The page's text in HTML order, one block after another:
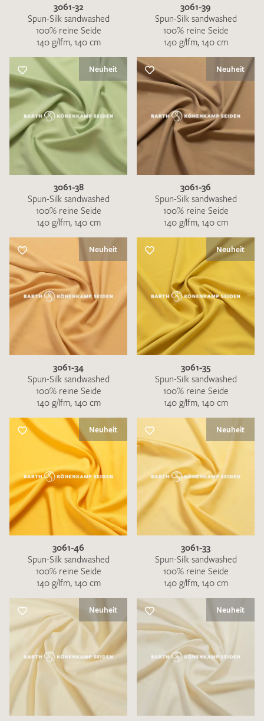
3061-32
Spun-Silk sandwashed
100% reine Seide
140 g/lfm, 140 cm
3061-39
Spun-Silk sandwashed
100% reine Seide
140 g/lfm, 140 cm
Neuheit
3061-38
Spun-Silk sandwashed
100% reine Seide
140 g/lfm, 140 cm
Neuheit
3061-36
Spun-Silk sandwashed
100% reine Seide
140 g/lfm, 140 cm
Neuheit
3061-34
Spun-Silk sandwashed
100% reine Seide
140 g/lfm, 140 cm
Neuheit
3061-35
Spun-Silk sandwashed
100% reine Seide
140 g/lfm, 140 cm
Neuheit
3061-46
Spun-Silk sandwashed
100% reine Seide
140 g/lfm, 140 cm
Neuheit
3061-33
Spun-Silk sandwashed
100% reine Seide
140 g/lfm, 140 cm
Neuheit Neuheit